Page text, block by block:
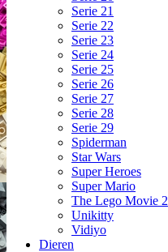
Serie 21
Serie 22
Serie 23
Serie 24
Serie 25
Serie 26
Serie 27
Serie 28
Serie 29
Spiderman
Star Wars
Super Heroes
Super Mario
The Lego Movie 2
Unikitty
Vidiyo
Dieren